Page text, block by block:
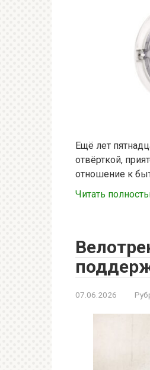
Ещё лет
отвёрткой,
отношение к
Читать
07.06.2026